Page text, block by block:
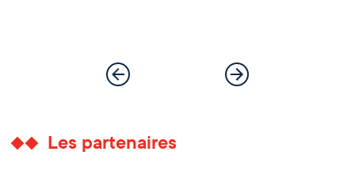
Les partenaires